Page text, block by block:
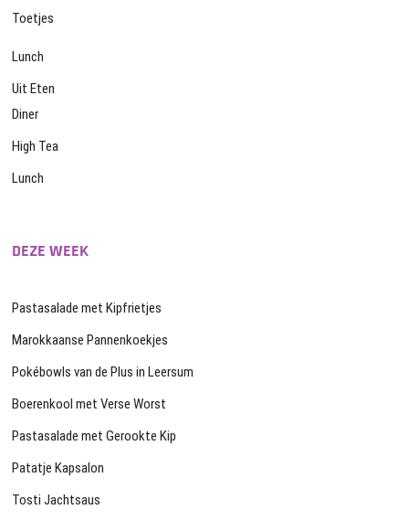
Toetjes
Lunch
Uit Eten
Diner
High Tea
Lunch
DEZE WEEK
Pastasalade met Kipfrietjes
Marokkaanse Pannenkoekjes
Pokébowls van de Plus in Leersum
Boerenkool met Verse Worst
Pastasalade met Gerookte Kip
Patatje Kapsalon
Tosti Jachtsaus